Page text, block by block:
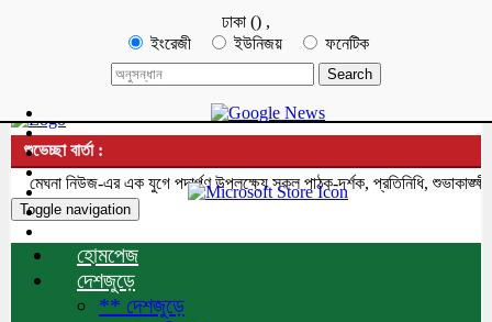
ঢাকা () ,
ইংরেজী
ইউনিজয় ফনেটিক
শুভেচ্ছা বার্তা :
মেঘনা নিউজ-এর এক যুগে পদার্পণ উপলক্ষ্যে সকল পাঠক-দর্শক, প্রতিনিধি,
Toggle navigation
হোমপেজ
দেশজুড়ে
** দেশজুড়ে